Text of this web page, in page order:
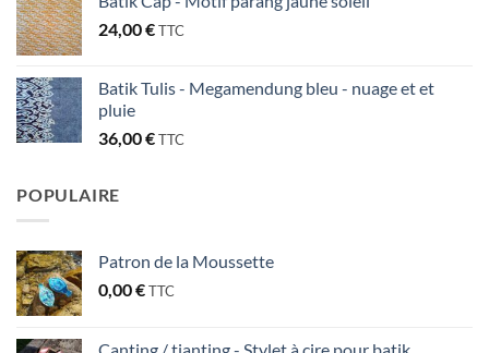
24,00€TTC
Batik Tulis - Megamendung bleu - nuage et et
pluie
36,00€TTC
POPULAIRE
Patron de la Moussette
0,00€TTC